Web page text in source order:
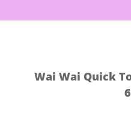
Wai Wai Quick